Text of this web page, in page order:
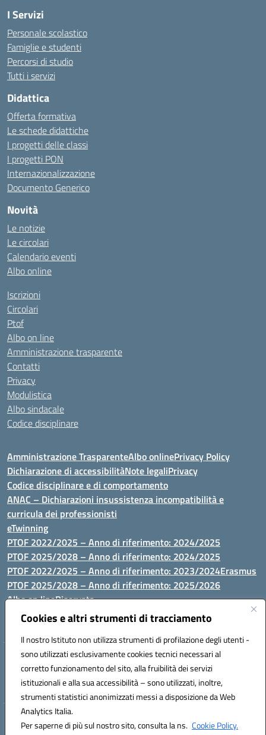
Cookies e altri strumenti di tracciamento
Il nostro Istituto non utilizza strumenti di profilazione degli utenti -
sono utilizzati esclusivamente cookies tecnici necessari al
corretto funzionamento del sito, alla fruibilità dei servizi
istituzionali e alla sua accessibilità – sono utilizzati, inoltre,
strumenti statistici anonimizzati messi a disposizione da Web
Analytics Italia.
Per saperne di più sul nostro sito, consulta la ns. Cookie Policy.
I Servizi
Personale scolastico
Famiglie e studenti
Percorsi di studio
Tutti i servizi
Didattica
Offerta formativa
Le schede didattiche
I progetti delle classi
I progetti PON
Internazionalizzazione
Documento Generico
Novità
Le notizie
Le circolari
Calendario eventi
Albo online
Iscrizioni
Circolari
Ptof
Albo on line
Amministrazione trasparente
Contatti
Privacy
Modulistica
Albo sindacale
Codice disciplinare
Amministrazione TrasparenteAlbo onlinePrivacy Policy
Dichiarazione di accessibilitàNote legaliPrivacy
Codice disciplinare e di comportamento
ANAC – Dichiarazioni insussistenza incompatibilità e
curricula dei professionisti
eTwinning
PTOF 2022/2025 – Anno di riferimento: 2024/2025
PTOF 2025/2028 – Anno di riferimento: 2024/2025
PTOF 2022/2025 – Anno di riferimento: 2023/2024Erasmus
PTOF 2025/2028 – Anno di riferimento: 2025/2026
Albo on lineRiservata
P.N. Dotazione di attrezzature per le palestre
Via Luna e Sole, 44 07100, Sassari - Tel 079293287 - Fax 0793764116
- Mail: ssvc010009@istruzione.it - PEC: ssvc010009@pec.istruzione.it
- C.F. / P.IVA Convitto 80000150906 - C.F. Scuole 92073300904
Hosting & Powered by 3D Solution S.r.l.